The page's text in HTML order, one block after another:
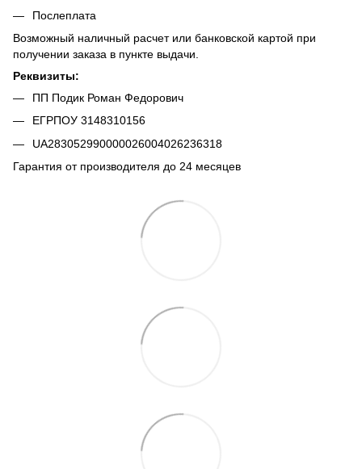
Послеплата
Возможный наличный расчет или банковской картой при
получении заказа в пункте выдачи.
Реквизиты:
ПП Подик Роман Федорович
ЕГРПОУ 3148310156
UA283052990000026004026236318
Гарантия от производителя до 24 месяцев